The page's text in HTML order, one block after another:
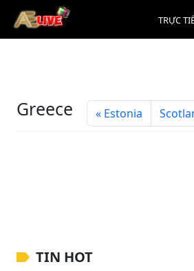
TRỰC
Greece Estonia
TIN HOT